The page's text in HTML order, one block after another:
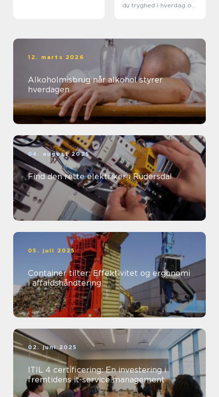
du tryghed i hverdag og
12. marts 2026
Alkoholmisbrug når alkohol styrer
hverdagen
04. august 2025
Find den rette elektriker i Rudersdal
05. juli 2025
Container tilter: Effektivitet og ergonomi
i affaldshåndtering
02. juni 2025
ITIL 4 certificering: En investering i
fremtidens it-service management